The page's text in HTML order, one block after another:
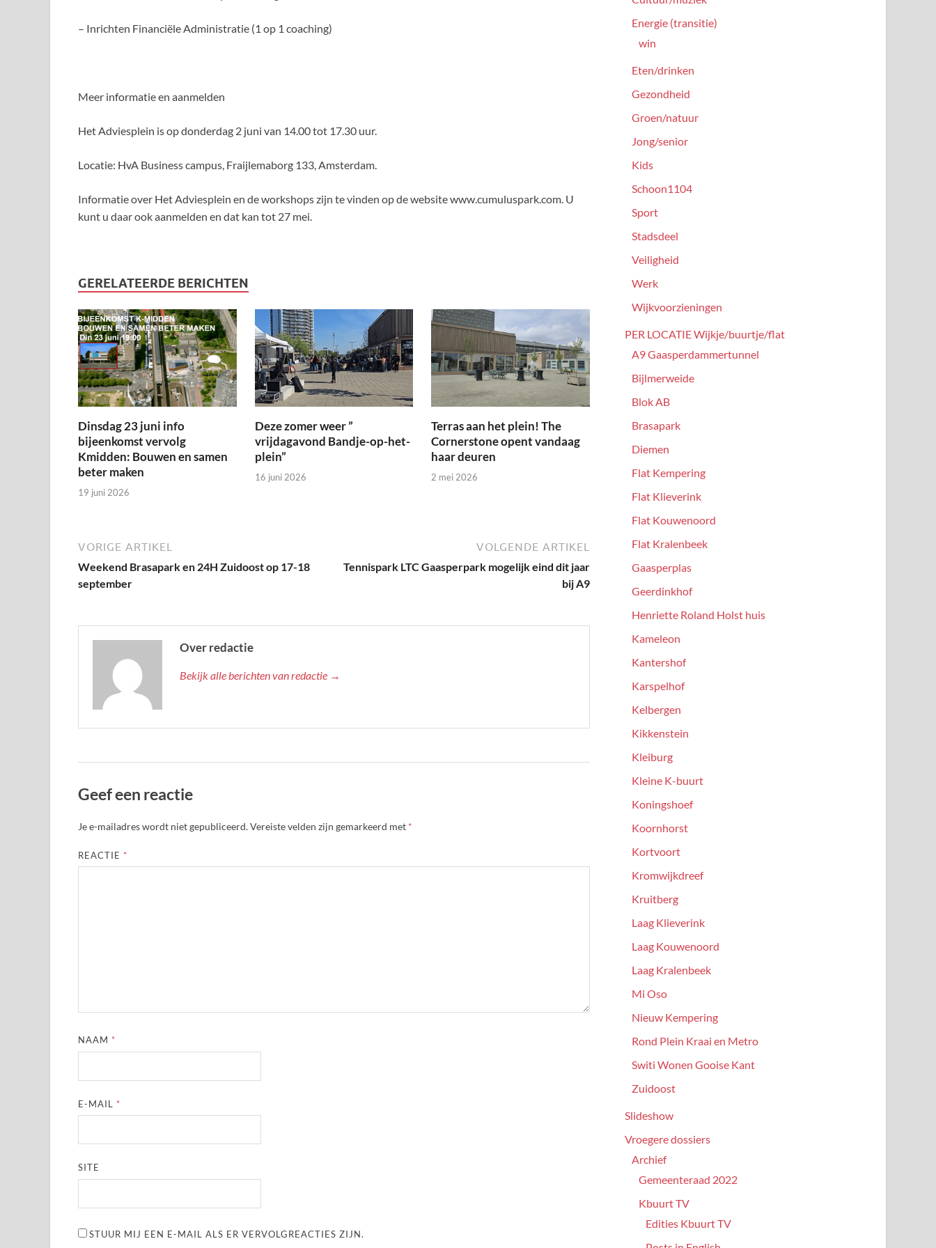
– Inrichten Financiële Administratie (1 op 1 coaching)
Meer informatie en aanmelden
Het Adviesplein is op donderdag 2 juni van 14.00 tot 17.30 uur.
Locatie: HvA Business campus, Fraijlemaborg 133, Amsterdam.
Informatie over Het Adviesplein en de workshops zijn te vinden op de website www.cumuluspark.com. U
kunt u daar ook aanmelden en dat kan tot 27 mei.
GERELATEERDE BERICHTEN
Dinsdag 23 juni info
bijeenkomst vervolg
Kmidden: Bouwen en samen
beter maken
19 juni 2026
Deze zomer weer ”
vrijdagavond Bandje-op-het-
plein”
16 juni 2026
Terras aan het plein! The
Cornerstone opent vandaag
haar deuren
2 mei 2026
VORIGE ARTIKEL
Weekend Brasapark en 24H Zuidoost op 17-18
september
VOLGENDE ARTIKEL
Tennispark LTC Gaasperpark mogelijk eind dit jaar
bij A9
Over redactie
Bekijk alle berichten van redactie →
Geef een reactie
Je e-mailadres wordt niet gepubliceerd.Vereiste velden zijn gemarkeerd met *
REACTIE *
NAAM *
E-MAIL *
SITE
STUUR MIJ EEN E-MAIL ALS ER VERVOLGREACTIES ZIJN.
Energie (transitie)
win
Eten/drinken
Gezondheid
Groen/natuur
Jong/senior
Kids
Schoon1104
Sport
Stadsdeel
Veiligheid
Werk
Wijkvoorzieningen
PER LOCATIE Wijkje/buurtje/flat
A9 Gaasperdammertunnel
Bijlmerweide
Blok AB
Brasapark
Diemen
Flat Kempering
Flat Klieverink
Flat Kouwenoord
Flat Kralenbeek
Gaasperplas
Geerdinkhof
Henriette Roland Holst huis
Kameleon
Kantershof
Karspelhof
Kelbergen
Kikkenstein
Kleiburg
Kleine K-buurt
Koningshoef
Koornhorst
Kortvoort
Kromwijkdreef
Kruitberg
Laag Klieverink
Laag Kouwenoord
Laag Kralenbeek
Mi Oso
Nieuw Kempering
Rond Plein Kraai en Metro
Switi Wonen Gooise Kant
Zuidoost
Slideshow
Vroegere dossiers
Archief
Gemeenteraad 2022
Kbuurt TV
Edities Kbuurt TV